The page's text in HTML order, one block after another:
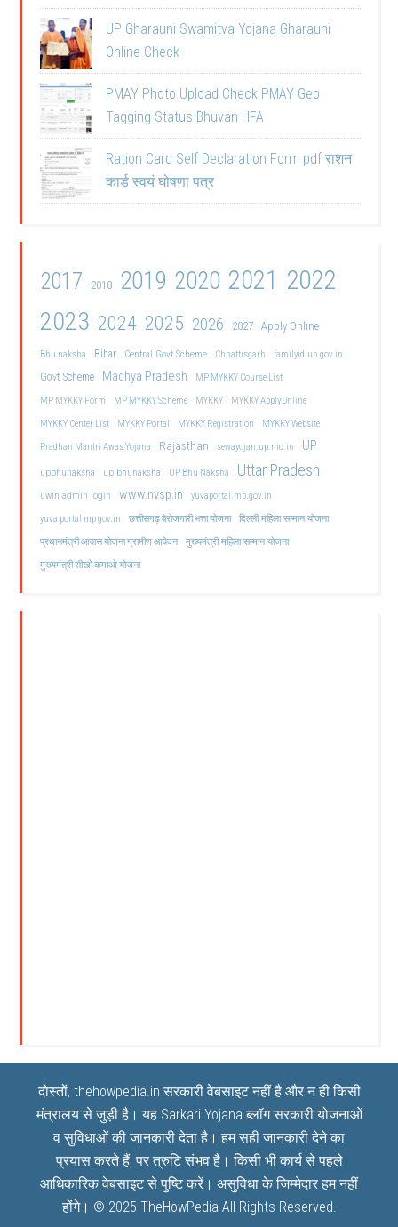
UP Gharauni Swamitva Yojana Gharauni
Online Check
PMAY Photo Upload Check PMAY Geo
Tagging Status Bhuvan HFA
Ration Card Self Declaration Form pdf राशन
कार्ड स्वयं घोषणा पत्र
2017 2018 2019 2020 2021 2022
2023 2024 2025 2026 2027 Apply Online
Bhu naksha Bihar Central Govt Scheme Chhattisgarh familyid.up.gov.in
Govt Scheme Madhya Pradesh
MP MYKKY Course List
MP MYKKY Form
MP MYKKY Scheme MYKKY
MYKKY Apply Online
MYKKY Center List
MYKKY Portal MYKKY Registration
MYKKY Website
Pradhan Mantri Awas Yojana
Rajasthan sewayojan.up.nic.in UP
upbhunaksha up bhunaksha UP Bhu Naksha Uttar Pradesh
uwin admin login www.nvsp.in
yuvaportal.mp.gov.in
yuva portal mp gov.in
छत्तीसगढ़ बेरोजगारी भत्ता योजना दिल्ली महिला सम्मान योजना
प्रधानमंत्री आवास योजना ग्रामीण आवेदन मुख्यमंत्री महिला सम्मान योजना
मुख्यमंत्री सीखो कमाओ योजना
दोस्तों, thehowpedia.in सरकारी वेबसाइट नहीं है और न ही किसी
मंत्रालय से जुड़ी है। यह Sarkari Yojana ब्लॉग सरकारी योजनाओं
व सुविधाओं की जानकारी देता है। हम सही जानकारी देने का
प्रयास करते हैं, पर त्रुटि संभव है। किसी भी कार्य से पहले
आधिकारिक वेबसाइट से पुष्टि करें। असुविधा के जिम्मेदार हम नहीं
होंगे। © 2025 TheHowPedia All Rights Reserved.